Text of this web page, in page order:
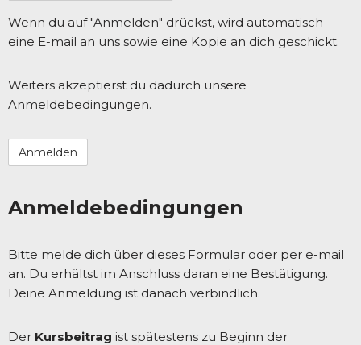
Wenn du auf "Anmelden" drückst, wird automatisch
eine E-mail an uns sowie eine Kopie an dich geschickt.
Weiters akzeptierst du dadurch unsere
Anmeldebedingungen.
Anmeldebedingungen
Bitte melde dich über dieses Formular oder per e-mail
an. Du erhältst im Anschluss daran eine Bestätigung.
Deine Anmeldung ist danach verbindlich.
Der Kursbeitrag ist spätestens zu Beginn der